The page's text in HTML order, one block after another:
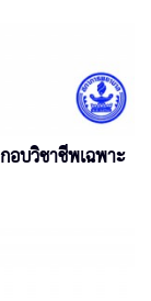
บวิชาชีพเฉพาะ